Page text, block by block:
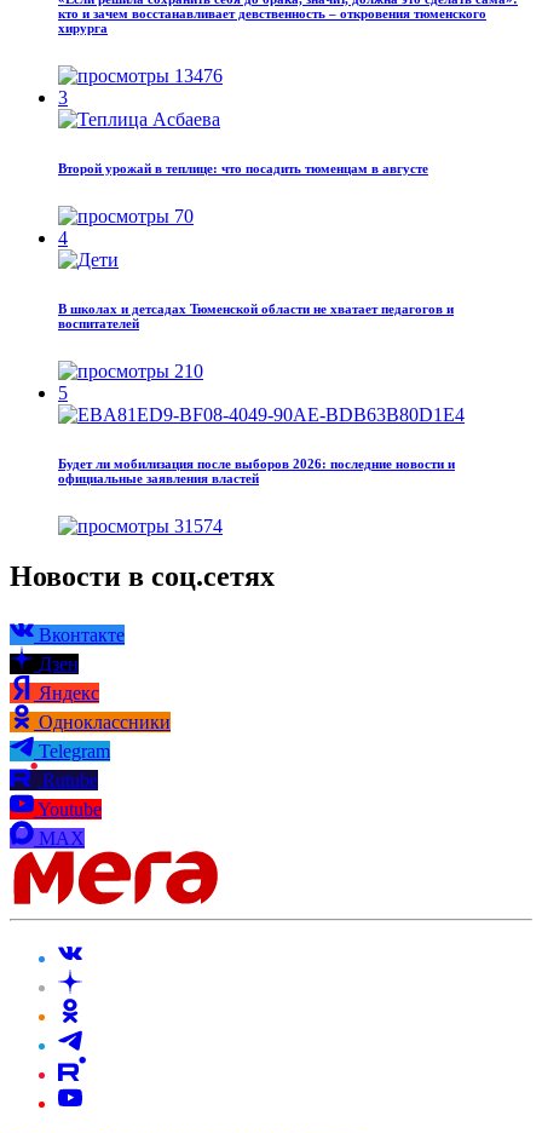
кто и зачем восстанавливает девственность – откровения тюменского
хирурга
13476
3
Второй урожай в теплице: что посадить тюменцам в августе
70
4
В школах и детсадах Тюменской области не хватает педагогов и
воспитателей
210
5
Будет ли мобилизация после выборов 2026: последние новости и
официальные заявления властей
31574
Новости в соц.сетях
Вконтакте
Дзен
Яндекс
Одноклассники
Telegram
Rutube
Youtube
MAX